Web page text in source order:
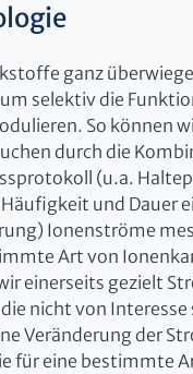
ganz
selektiv die
So können
durch die
(u.a.
und Dauer
Ionenströme
Art von
einerseits gezielt
nicht von Interesse
Veränderung der
für eine bestimmte